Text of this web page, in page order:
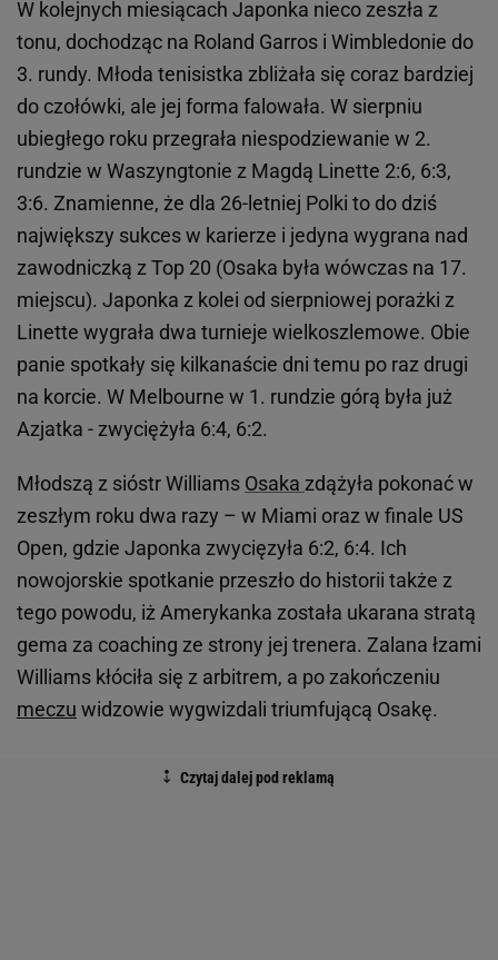
W kolejnych miesiącach Japonka nieco zeszła z
tonu, dochodząc na Roland Garros i Wimbledonie do
3. rundy. Młoda tenisistka zbliżała się coraz bardziej
do czołówki, ale jej forma falowała. W sierpniu
ubiegłego roku przegrała niespodziewanie w 2.
rundzie w Waszyngtonie z Magdą Linette 2:6, 6:3,
3:6. Znamienne, że dla 26-letniej Polki to do dziś
największy sukces w karierze i jedyna wygrana nad
zawodniczką z Top 20 (Osaka była wówczas na 17.
miejscu). Japonka z kolei od sierpniowej porażki z
Linette wygrała dwa turnieje wielkoszlemowe. Obie
panie spotkały się kilkanaście dni temu po raz drugi
na korcie. W Melbourne w 1. rundzie górą była już
Azjatka - zwyciężyła 6:4, 6:2.
Młodszą z sióstr Williams Osaka zdążyła pokonać w
zeszłym roku dwa razy – w Miami oraz w finale US
Open, gdzie Japonka zwycięzyła 6:2, 6:4. Ich
nowojorskie spotkanie przeszło do historii także z
tego powodu, iż Amerykanka została ukarana stratą
gema za coaching ze strony jej trenera. Zalana łzami
Williams kłóciła się z arbitrem, a po zakończeniu
meczu widzowie wygwizdali triumfującą Osakę.